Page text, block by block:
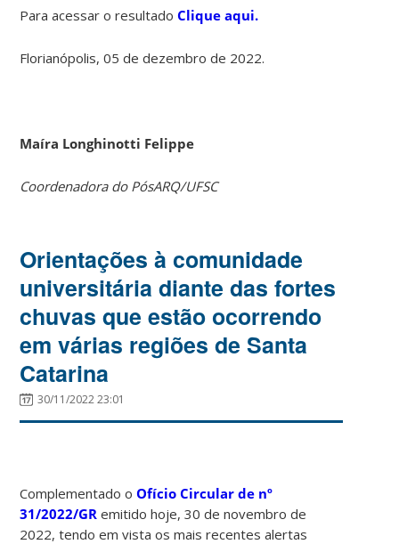
Para acessar o resultadoClique aqui.
Florianópolis, 05 de dezembro de 2022.
Maíra Longhinotti Felippe
Coordenadora do PósARQ/UFSC
Orientações à comunidade
universitária diante das fortes
chuvas que estão ocorrendo
em várias regiões de Santa
Catarina
30/11/2022 23:01
Complementado oOfício Circular de nº
31/2022/GR emitido hoje, 30 de novembro de
2022, tendo em vista os mais recentes alertas